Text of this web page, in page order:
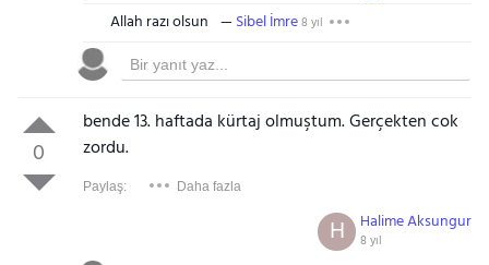
Allah razı olsun Sibel İmre8 yıl
0
bende 13. haftada kürtaj olmuştum. Gerçekten cok
zordu.
Paylaş: Daha fazla
Halime Aksungur
8 yıl
H